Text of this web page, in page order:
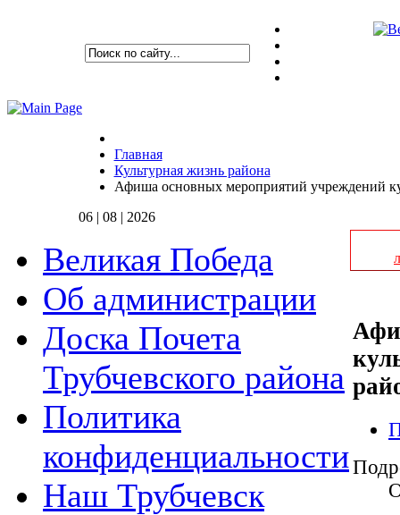
Главная
Культурная жизнь района
Афиша основных мероприятий учреждений
06 | 08 | 2026
Великая Победа
Об администрации
Доска Почета
Трубчевского района
Политика
конфиденциальности
Наш Трубчевск